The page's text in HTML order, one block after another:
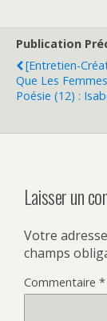
Publication
[Entretien-
Que Les
Poésie (12) :
Laisser un
Votre
champs
Commentaire *